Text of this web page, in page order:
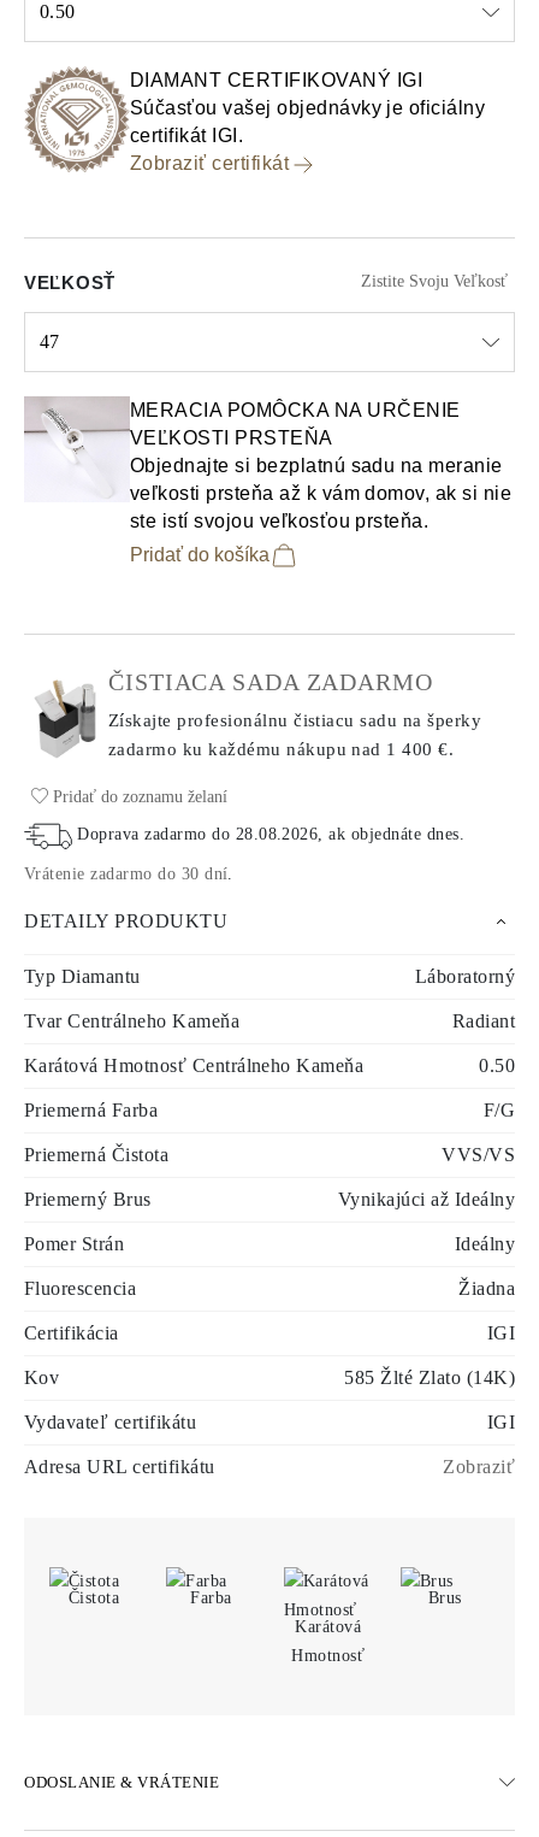
0.50
DIAMANT CERTIFIKOVANÝ IGI
Súčasťou vašej objednávky je oficiálny
certifikát IGI.
Zobraziť certifikát
VEĽKOSŤ Zistite Svoju Veľkosť
47
MERACIA POMÔCKA NA URČENIE
VEĽKOSTI PRSTEŇA
Objednajte si bezplatnú sadu na meranie
veľkosti prsteňa až k vám domov, ak si nie
ste istí svojou veľkosťou prsteňa.
Pridať do košíka
ČISTIACA SADA ZADARMO
Získajte profesionálnu čistiacu sadu na šperky
zadarmo ku každému nákupunad 1 400 €.
Pridať do zoznamu želaní
Doprava zadarmo do 28.08.2026 , ak objednáte dnes
Vrátenie zadarmo do 30 dní
DETAILY PRODUKTU
Typ Diamantu Láboratorný
Tvar Centrálneho Kameňa Radiant
Karátová Hmotnosť Centrálneho Kameňa 0.50
Priemerná Farba F/G
Priemerná Čistota VVS/VS
Priemerný Brus Vynikajúci až Ideálny
Pomer Strán Ideálny
Fluorescencia Žiadna
Certifikácia IGI
Kov 585 Žlté Zlato (14K)
Vydavateľ certifikátu IGI
Adresa URL certifikátu Zobraziť
Čistota
Farba
Karátová
Hmotnosť
Brus
ODOSLANIE & VRÁTENIE